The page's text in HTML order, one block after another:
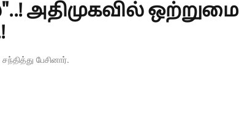
அதிமுகவில் ஒற்றுமை
பேசினார்.